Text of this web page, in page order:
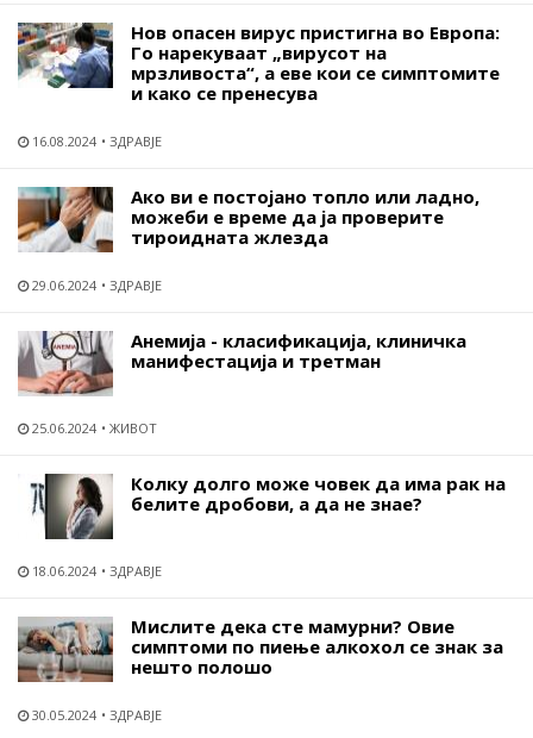
Нов опасен вирус пристигна во Европа:
Го нарекуваат „вирусот на
мрзливоста“, а еве кои се симптомите
и како се пренесува
16.08.2024 ЗДРАВЈЕ
Ако ви е постојано топло или ладно,
можеби е време да ја проверите
тироидната жлезда
29.06.2024 ЗДРАВЈЕ
Анемија - класификација, клиничка
манифестација и третман
25.06.2024 ЖИВОТ
Колку долго може човек да има рак на
белите дробови, а да не знае?
18.06.2024 ЗДРАВЈЕ
Мислите дека сте мамурни? Овие
симптоми по пиење алкохол се знак за
нешто полошо
30.05.2024 ЗДРАВЈЕ